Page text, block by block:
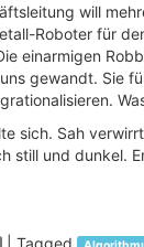
will
Roboter für
einarmigen
gewandt. Sie
sich. Sah
still und dunkel.
Tagged